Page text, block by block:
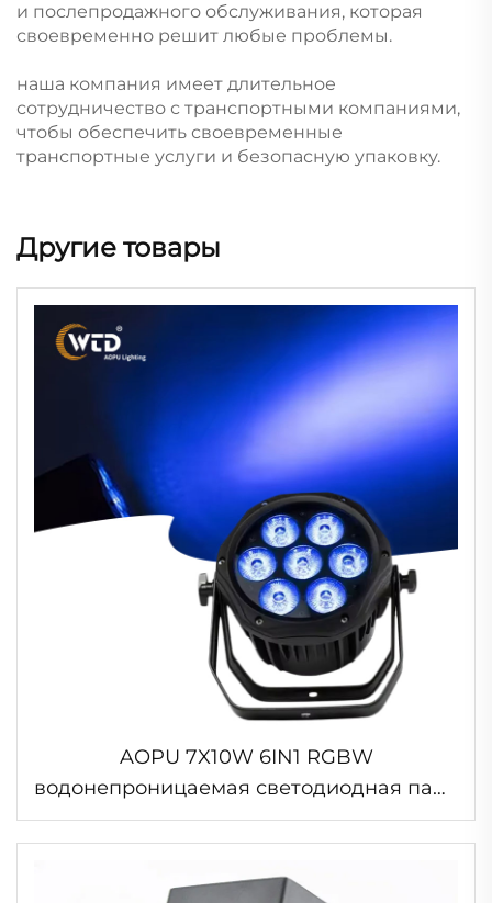
и послепродажного обслуживания, которая
своевременно решит любые проблемы.
наша компания имеет длительное
сотрудничество с транспортными компаниями,
чтобы обеспечить своевременные
транспортные услуги и безопасную упаковку.
Другие товары
AOPU 7X10W 6IN1 RGBW
водонепроницаемая светодиодная пара
для уличных концертов